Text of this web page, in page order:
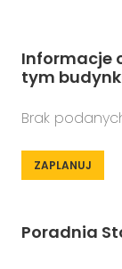
Informacje
tym
Brak
ZAPLANUJ
Poradnia